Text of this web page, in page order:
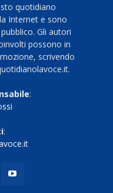
quotidiano
Internet e sono
Gli autori
possono in
scrivendo
:
: